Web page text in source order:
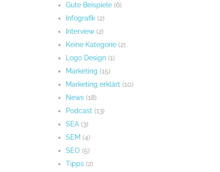
Gute Beispiele (6)
Infografik (2)
Interview (2)
Keine Kategorie (2)
Logo Design (1)
Marketing (15)
Marketing erklärt (10)
News (18)
Podcast (13)
SEA (3)
SEM (4)
SEO (5)
Tipps (2)